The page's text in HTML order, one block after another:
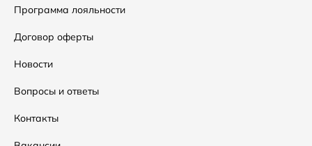
Сумки
Аксессуары
Распродажа
Подарочные сертификаты
Как оформить заказ
Условия возвратов
Таблица размеров
Уход за одеждой
Программа лояльности
Договор оферты
Новости
Вопросы и ответы
Контакты